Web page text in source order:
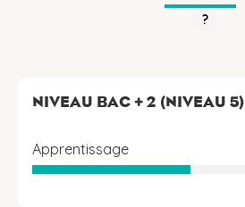
?
NIVEAU BAC + 2 (NIVEAU 5)
Apprentissage